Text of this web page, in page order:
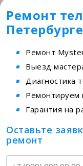
Ремонт
Ремонт
Выезд
Диагностика
Ремонтируем
Гарантия на
Оставьте
ремонт